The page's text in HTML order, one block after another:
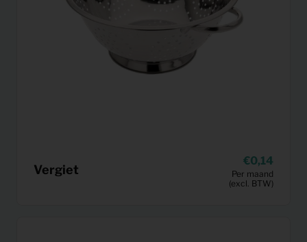
Vergiet
0,14
Per maand
(excl. BTW)